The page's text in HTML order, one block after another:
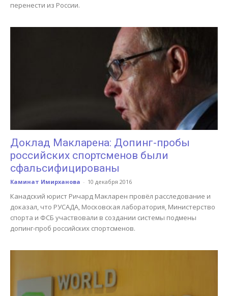
перенести из России.
Доклад Макларена: Допинг-пробы
российских спортсменов были
сфальсифицированы
Каминат Имирханова - 10 декабря 2016
Канадский юрист Ричард Макларен провёл расследование и
доказал, что РУСАДА, Московская лаборатория, Министерство
спорта и ФСБ участвовали в создании системы подмены
допинг-проб российских спортсменов.